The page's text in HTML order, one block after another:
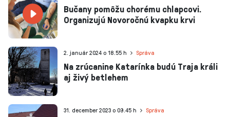
Bučany pomôžu chorému chlapcovi.
Organizujú Novoročnú kvapku krvi
Na zrúcanine Katarínka budú Traja králi
aj živý betlehem
2. január 2024 o 18.55 h Správa
31. december 2023 o 09.45 h Správa